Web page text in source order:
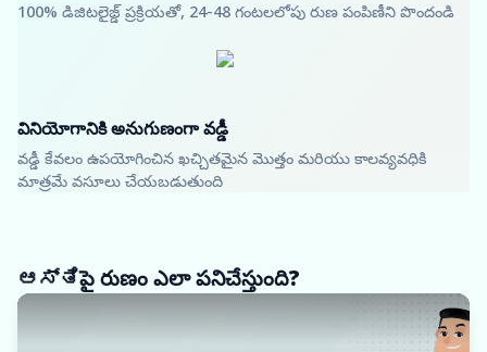
100% డిజిటలైజ్డ్ ప్రక్రియతో, 24-48 గంటలలోపు రుణ పంపిణీని పొందండి
వినియోగానికి అనుగుణంగా వడ్డీ
వడ్డీ కేవలం ఉపయోగించిన ఖచ్చితమైన మొత్తం మరియు కాలవ్యవధికి
మాత్రమే వసూలు చేయబడుతుంది
ಆಸ್ತಿపై రుణం ఎలా పనిచేస్తుంది?